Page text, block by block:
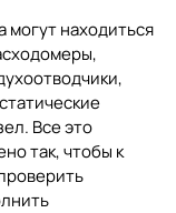
могут находиться
Все это
так, чтобы к